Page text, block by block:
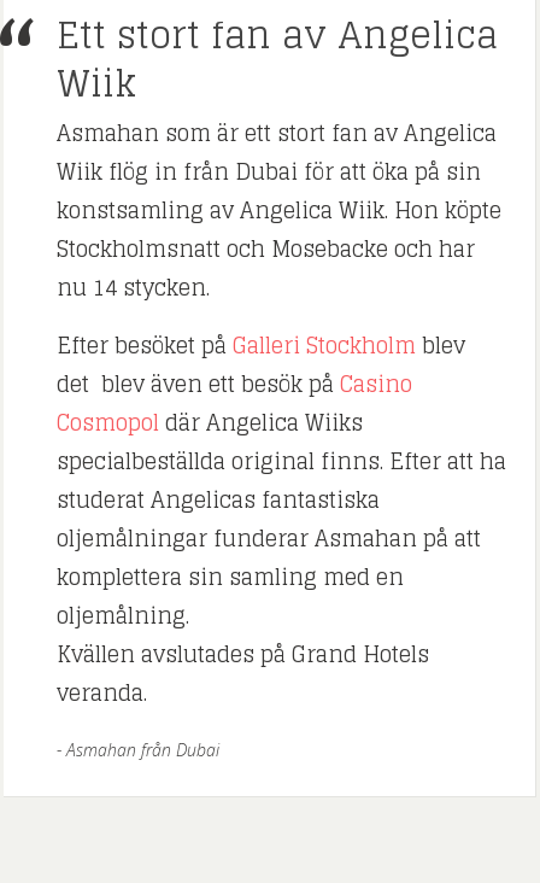
Ett stort fan av Angelica
Wiik
Asmahan som är ett stort fan av Angelica
Wiik flög in från Dubai för att öka på sin
konstsamling av Angelica Wiik. Hon köpte
Stockholmsnatt och Mosebacke och har
nu 14 stycken.
Efter besöket påGalleri Stockholmblev
det blev även ett besök påCasino
Cosmopoldär Angelica Wiiks
specialbeställda original finns. Efter att ha
studerat Angelicas fantastiska
oljemålningar funderar Asmahan på att
komplettera sin samling med en
oljemålning.
Kvällen avslutades på Grand Hotels
veranda.
Asmahan från Dubai